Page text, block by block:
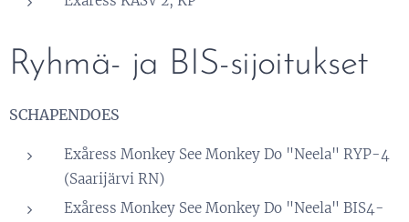
Ryhmä- ja BIS-sijoitukset
SCHAPENDOES
Exåress Monkey See Monkey Do "Neela" RYP-4
(Saarijärvi RN)
Exåress Monkey See Monkey Do "Neela" BIS4-